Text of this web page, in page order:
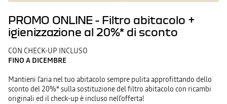
PROMO ONLINE - Filtro abitacolo +
igienizzazione al 20%* di sconto
CON CHECK-UP INCLUSO
FINO A DICEMBRE
Mantieni l'aria nel tuo abitacolo sempre pulita approfittando dello
sconto del 20%* sulla sostituzione del filtro abitacolo con ricambi
originali ed il check-up è incluso nell'offerta!